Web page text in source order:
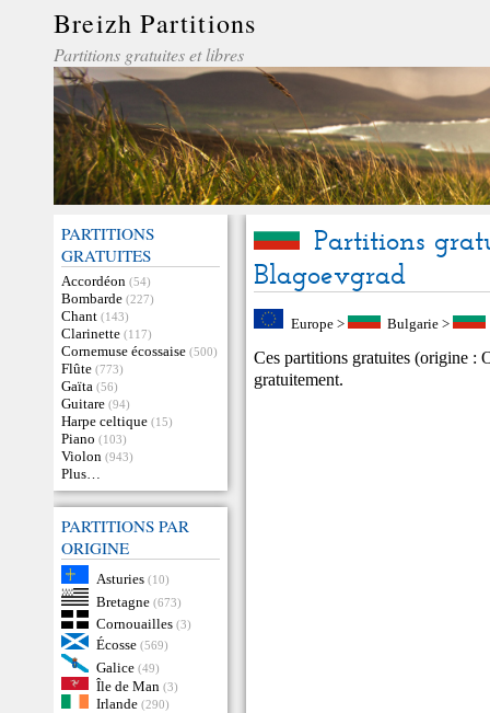
Breizh Partitions
Partitions gratuites et libres
PARTITIONS
GRATUITES
Accordéon (54)
Bombarde (227)
Chant (143)
Clarinette (117)
Cornemuse écossaise (500)
Flûte (773)
Gaïta (56)
Guitare (94)
Harpe celtique (15)
Piano (103)
Violon (943)
Plus…
PARTITIONS PAR
ORIGINE
Asturies (10)
Bretagne (673)
Cornouailles (3)
Écosse (569)
Galice (49)
Île de Man (3)
Irlande (290)
Partitions
Blagoevgrad
Europe> Bulgarie >
Ces partitions gratuites (origine :
gratuitement.